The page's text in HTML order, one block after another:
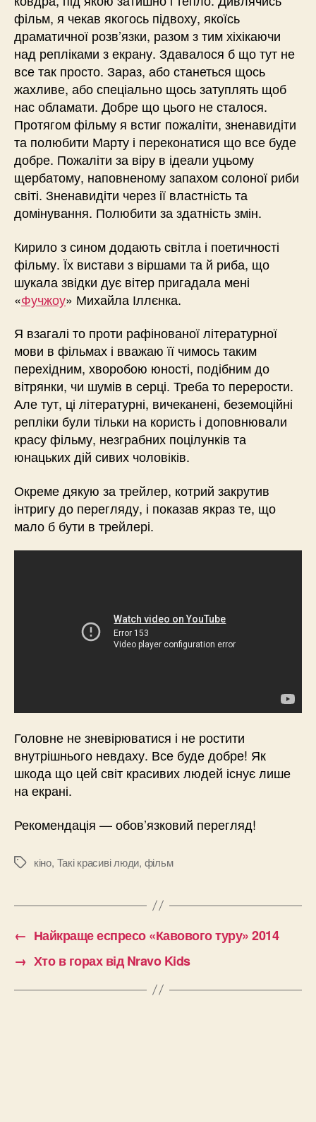
фільм, я чекав якогось підвоху, якоїсь
драматичної розв’язки, разом з тим хіхікаючи
над репліками з екрану. Здавалося б що тут не
все так просто. Зараз, або станеться щось
жахливе, або спеціально щось затуплять щоб
нас обламати. Добре що цього не сталося.
Протягом фільму я встиг пожаліти, зненавидіти
та полюбити Марту і переконатися що все буде
добре. Пожаліти за віру в ідеали уцьому
щербатому, наповненому запахом солоної риби
світі. Зненавидіти через ії властність та
домінування. Полюбити за здатність змін.
Кирило з сином додають світла і поетичності
фільму. Їх вистави з віршами та й риба, що
шукала звідки дує вітер пригадала мені
«Фучжоу» Михайла Іллєнка.
Я взагалі то проти рафінованої літературної
мови в фільмах і вважаю її чимось таким
перехідним, хворобою юності, подібним до
вітрянки, чи шумів в серці. Треба то перерости.
Але тут, ці літературні, вичеканені, беземоційні
репліки були тільки на користь і доповнювали
красу фільму, незграбних поцілунків та
юнацьких дій сивих чоловіків.
Окреме дякую за трейлер, котрий закрутив
інтригу до перегляду, і показав якраз те, що
мало б бути в трейлері.
Головне не зневірюватися і не ростити
внутрішнього невдаху. Все буде добре! Як
шкода що цей світ красивих людей існує лише
на екрані.
Рекомендація — обов’язковий перегляд!
Позначки
кіно, Такі красиві люди, фільм
← Найкраще еспресо «Кавового туру» 2014
→ Хто в горах від Nravo Kids